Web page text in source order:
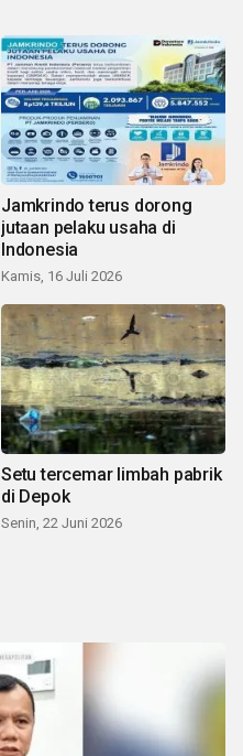
Jamkrindo terus dorong
jutaan pelaku usaha di
Indonesia
Kamis, 16 Juli 2026
Setu tercemar limbah pabrik
di Depok
Senin, 22 Juni 2026